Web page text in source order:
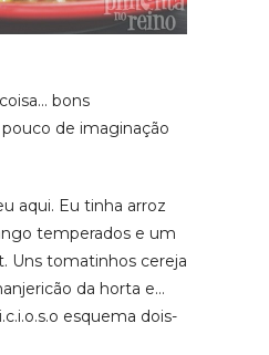
bons
de imaginação
aqui. Eu tinha arroz
temperados e um
Uns tomatinhos cereja
da horta e…
esquema dois-